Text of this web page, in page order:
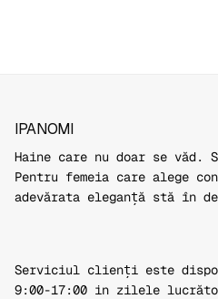
IPANOMI
Haine care nu doar se văd.
Pentru femeia care alege
adevărata eleganță stă în
Serviciul clienți este
9:00-17:00 in zilele